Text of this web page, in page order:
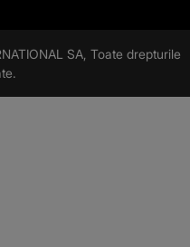
SA, Toate drepturile